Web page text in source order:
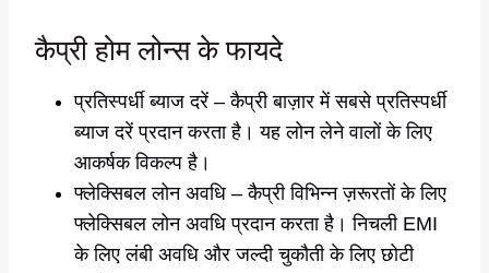
कैप्री होम लोन्स के फायदे
प्रतिस्पर्धी ब्याज दरें – कैप्री बाज़ार में सबसे प्रतिस्पर्धी
ब्याज दरें प्रदान करता है। यह लोन लेने वालों के लिए
आकर्षक विकल्प है।
फ्लेक्सिबल लोन अवधि – कैप्री विभिन्न ज़रूरतों के लिए
फ्लेक्सिबल लोन अवधि प्रदान करता है। निचली EMI
के लिए लंबी अवधि और जल्दी चुकौती के लिए छोटी